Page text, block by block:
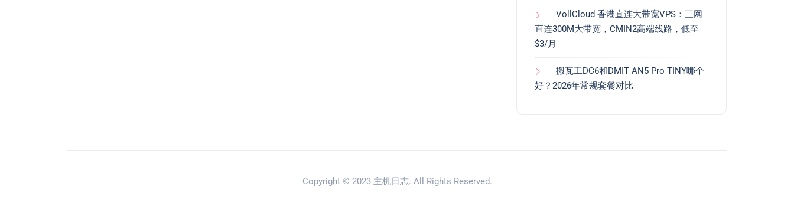
VollCloud 香港直连大带宽VPS：三网
直连300M大带宽，CMIN2高端线路，低至
$3/月
搬瓦工DC6和DMIT AN5 Pro TINY哪个
好？2026年常规套餐对比
Copyright © 2023 主机日志. All Rights Reserved.